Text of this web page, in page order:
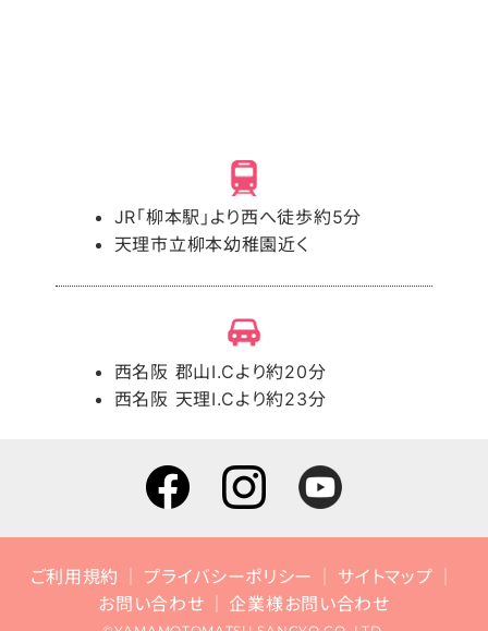
JR「柳本駅」より西へ徒歩約5分
天理市立柳本幼稚園近く
西名阪 郡山I.Cより約20分
西名阪 天理I.Cより約23分
ご利用規約 プライバシーポリシー
サイトマップ
お問い合わせ
企業様お問い合わせ